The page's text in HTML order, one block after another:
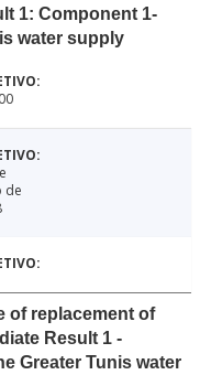
1: Component 1-
water supply
de
of replacement of
Result 1 -
Greater Tunis water